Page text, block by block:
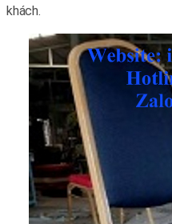
khách.